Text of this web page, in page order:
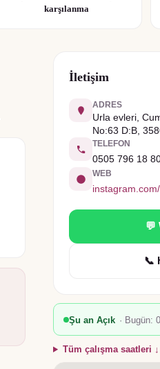
karşılanma
İletişim
ADRES
Urla evleri,
No:63 D:B,
TELEFON
0505 796 18
WEB
💬
📞
Şu an Açık · Bugün:
Tüm çalışma saatleri ↓